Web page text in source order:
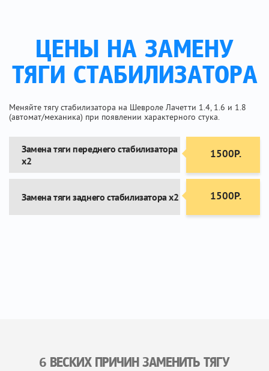
ЦЕНЫ НА ЗАМЕНУ
ТЯГИ СТАБИЛИЗАТОРА
Меняйте тягу стабилизатора на Шевроле Лачетти 1.4, 1.6 и 1.8
(автомат/механика) при появлении характерного стука.
Замена тяги переднего стабилизатора
х2
1500Р.
Замена тяги заднего стабилизатора х2 1500Р.
6 ВЕСКИХ ПРИЧИН ЗАМЕНИТЬ ТЯГУ